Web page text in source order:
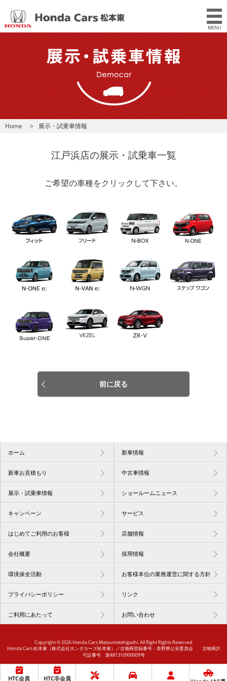
MENU
Home 展示・試乗車情報
江戸浜店の展示・試乗車一覧
ご希望の車種をクリックして下さい。
前に戻る
ホーム 新車情報
新車お見積もり 中古車情報
展示・試乗車情報 ショールームニュース
キャンペーン サービス
はじめてご利用のお客様 店舗情報
会社概要 採用情報
環境保全活動 お客様本位の業務運営に関する方針
プライバシーポリシー リンク
ご利用にあたって お問い合わせ
Copyright ©2026 Honda Cars Matsumotohigashi. All Right Rights Reserved
Honda Cars 松本東（株式会社ホンダカーズ松本東） ／古物商登録番号：長野県公安委員会 古物商許
可証番号 第481310900009号
HTC会員 HTC非会員